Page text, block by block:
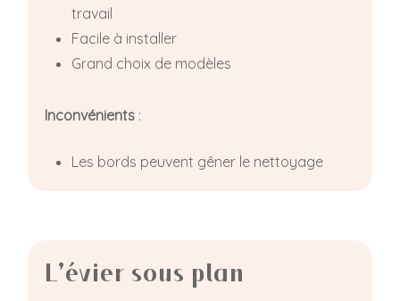
travail
Facile à installer
Grand choix de modèles
Inconvénients :
Les bords peuvent gêner le nettoyage
L’évier sous plan